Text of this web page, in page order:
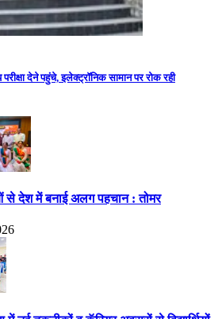
देने पहुंचे, इलेक्ट्रॉनिक सामान पर रोक रही
से देश में बनाई अलग पहचान : तोमर